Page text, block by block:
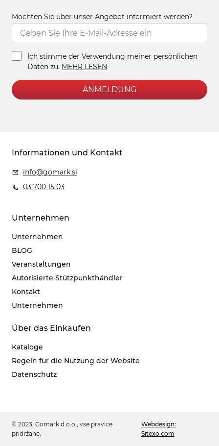
Möchten Sie über unser Angebot informiert werden?
Ich stimme der Verwendung meiner persönlichen
Daten zu. MEHR LESEN
ANMELDUNG
Informationen und Kontakt
info@gomark.si
03 700 15 03
Unternehmen
Unternehmen
BLOG
Veranstaltungen
Autorisierte Stützpunkthändler
Kontakt
Unternehmen
Über das Einkaufen
Kataloge
Regeln für die Nutzung der Website
Datenschutz
© 2023, Gomark d.o.o., vse pravice
pridržane.
Webdesign:
Sitexo.com